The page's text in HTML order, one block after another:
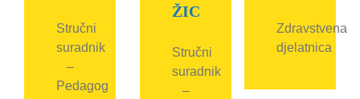
Stručni
suradnik
–
Pedagog
ŽIC
Stručni
suradnik
–
Zdravstvena
djelatnica